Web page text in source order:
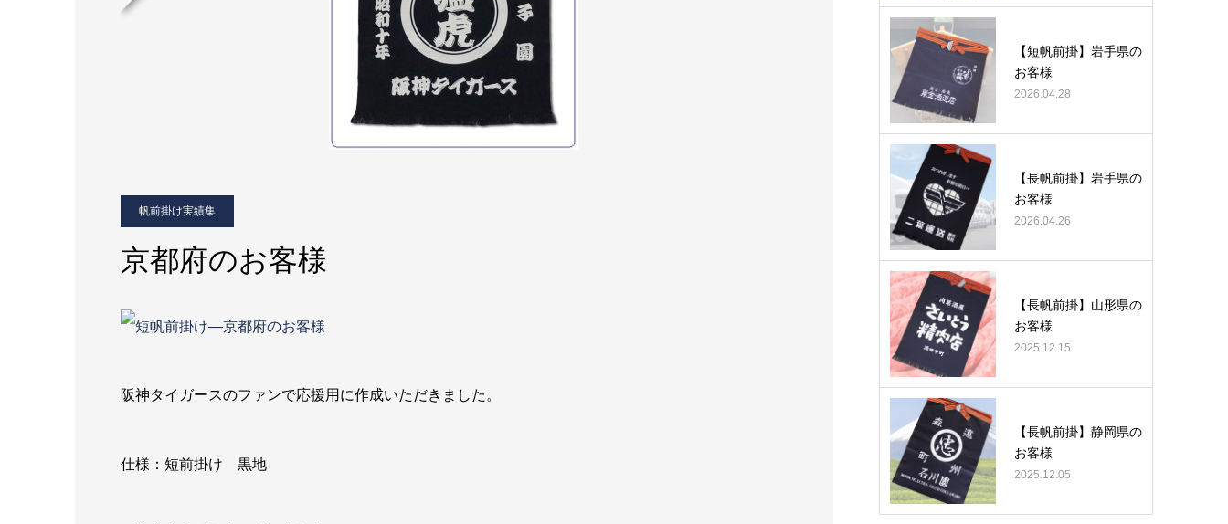
帆前掛け実績集
京都府のお客様
阪神タイガースのファンで応援用に作成いただきました。
仕様：短前掛け 黒地
【短帆前掛】岩手県の
お客様
2026.04.28
【長帆前掛】岩手県の
お客様
2026.04.26
【長帆前掛】山形県の
お客様
2025.12.15
【長帆前掛】静岡県の
お客様
2025.12.05